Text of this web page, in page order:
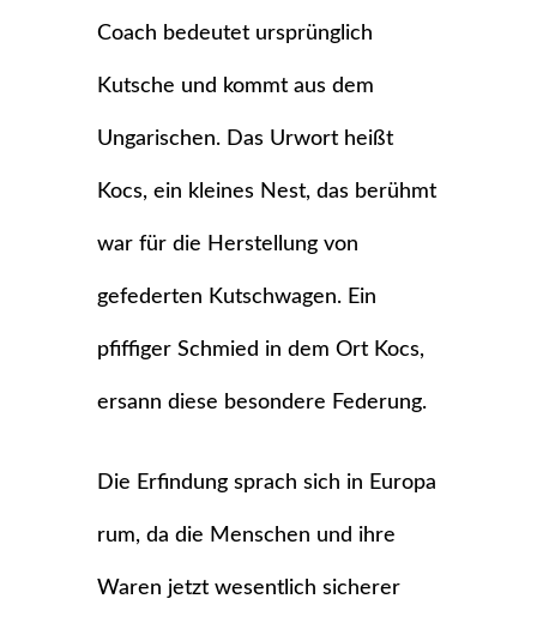
Coach bedeutet ursprünglich
Kutsche und kommt aus dem
Ungarischen. Das Urwort heißt
Kocs, ein kleines Nest, das berühmt
war für die Herstellung von
gefederten Kutschwagen. Ein
pfiffiger Schmied in dem Ort Kocs,
ersann diese besondere Federung.
Die Erfindung sprach sich in Europa
rum, da die Menschen und ihre
Waren jetzt wesentlich sicherer